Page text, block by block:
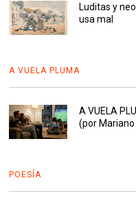
Luditas y
usa mal
A VUELA PLUMA
A VUELA
(por
POESÍA